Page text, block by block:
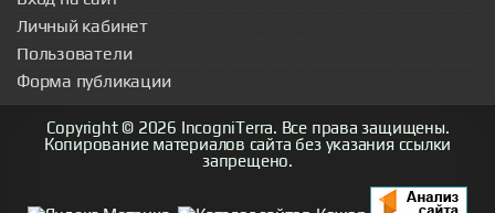
Личный кабинет
Пользователи
Форма публикации
Copyright © 2026 IncogniTerra. Все права защищены.
Копирование материалов сайта без указания ссылки
запрещено.